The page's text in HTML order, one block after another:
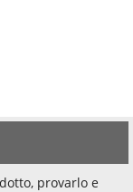
provarlo e